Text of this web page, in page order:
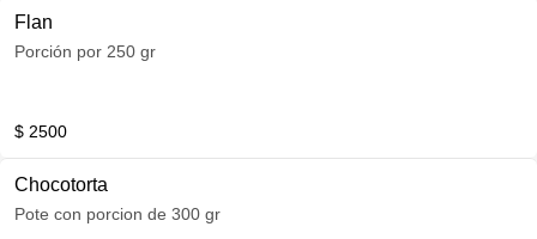
Flan
Porción por 250 gr
$ 2500
Chocotorta
Pote con porcion de 300 gr